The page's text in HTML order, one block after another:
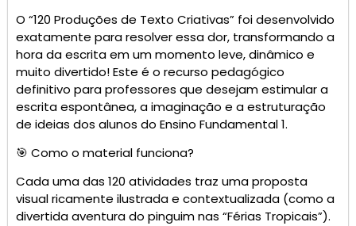
O “120 Produções de Texto Criativas” foi desenvolvido
exatamente para resolver essa dor, transformando a
hora da escrita em um momento leve, dinâmico e
muito divertido! Este é o recurso pedagógico
definitivo para professores que desejam estimular a
escrita espontânea, a imaginação e a estruturação
de ideias dos alunos do Ensino Fundamental 1.
🎯 Como o material funciona?
Cada uma das 120 atividades traz uma proposta
visual ricamente ilustrada e contextualizada (como a
divertida aventura do pinguim nas “Férias Tropicais”).